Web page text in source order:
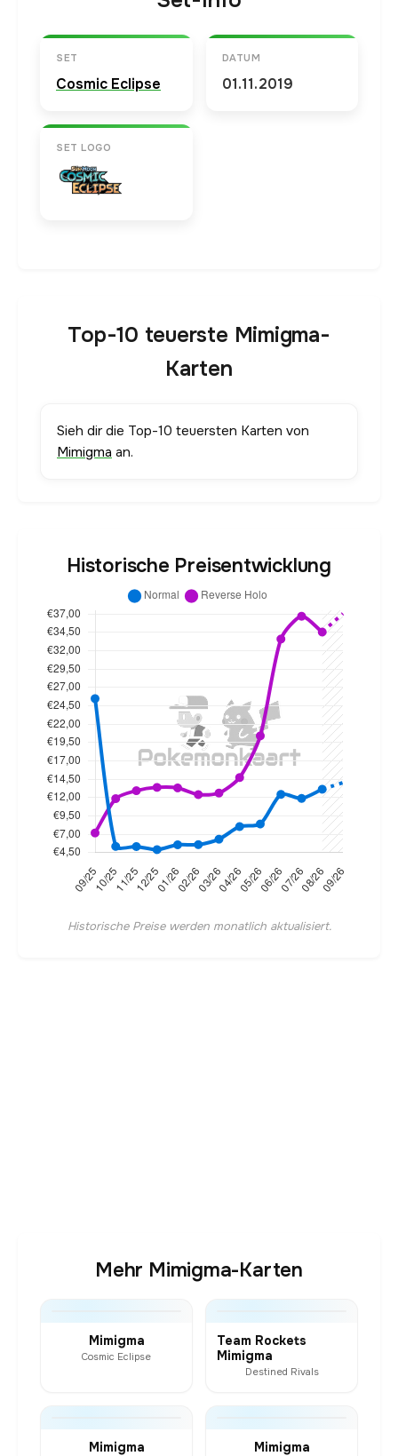
SET
Cosmic Eclipse
DATUM
01.11.2019
SET LOGO
Top-10 teuerste Mimigma-
Karten
Sieh dir die Top-10 teuersten Karten von
Mimigma an.
Historische Preisentwicklung
Historische Preise werden monatlich aktualisiert.
Mehr Mimigma-Karten
Mimigma
Cosmic Eclipse
Team Rockets
Mimigma
Destined Rivals
Mimigma Mimigma